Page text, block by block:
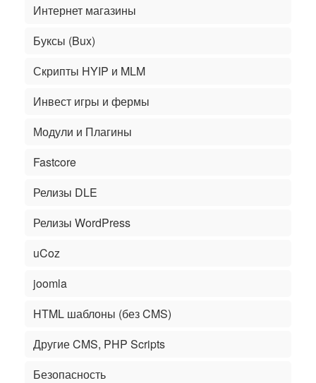
Интернет магазины
Буксы (Bux)
Скрипты HYIP и MLM
Инвест игры и фермы
Модули и Плагины
Fastcore
Релизы DLE
Релизы WordPress
uCoz
joomla
HTML шаблоны (без CMS)
Другие CMS, PHP Scripts
Безопасность